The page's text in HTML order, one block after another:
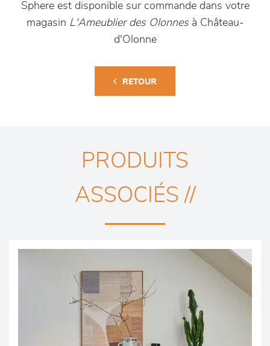
Sphere est disponible sur commande dans votre
magasin L'Ameublier des Olonnesà Château-
d'Olonne
RETOUR
PRODUITS
ASSOCIÉS //